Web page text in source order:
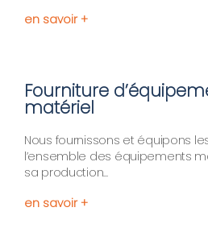
en savoir +
Fourniture
matériel
Nous fournissons et équipons
l’ensemble des équipements
sa production...
en savoir +